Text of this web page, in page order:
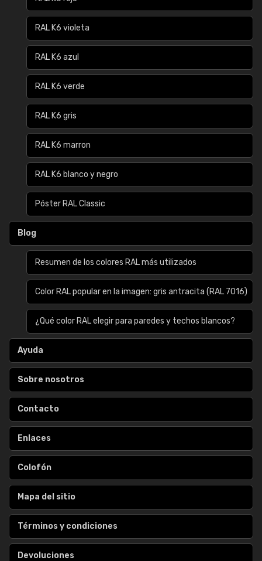
RAL K6 violeta
RAL K6 azul
RAL K6 verde
RAL K6 gris
RAL K6 marron
RAL K6 blanco y negro
Póster RAL Classic
Blog
Resumen de los colores RAL más utilizados
Color RAL popular en la imagen: gris antracita (RAL 7016)
¿Qué color RAL elegir para paredes y techos blancos?
Ayuda
Sobre nosotros
Contacto
Enlaces
Colofón
Mapa del sitio
Términos y condiciones
Devoluciones